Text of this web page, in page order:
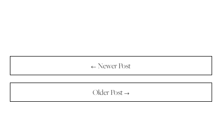
← Newer Post
Older Post →